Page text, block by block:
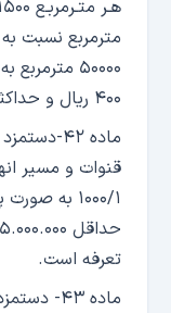
۵۰۰۰۰
۴۰۰ ریال و حداکثر ۶۰.۰۰۰.۰۰۰ ریال است.
ماده ۴۲-
قنوات و مسیر
۱۰۰۰/۱ به
تعرفه است.
ماده